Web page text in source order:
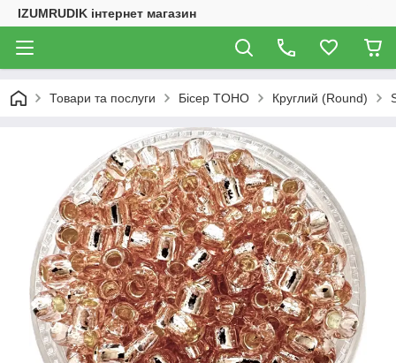
IZUMRUDIK інтернет магазин
Товари та послуги Бісер TOHO Круглий (Round)